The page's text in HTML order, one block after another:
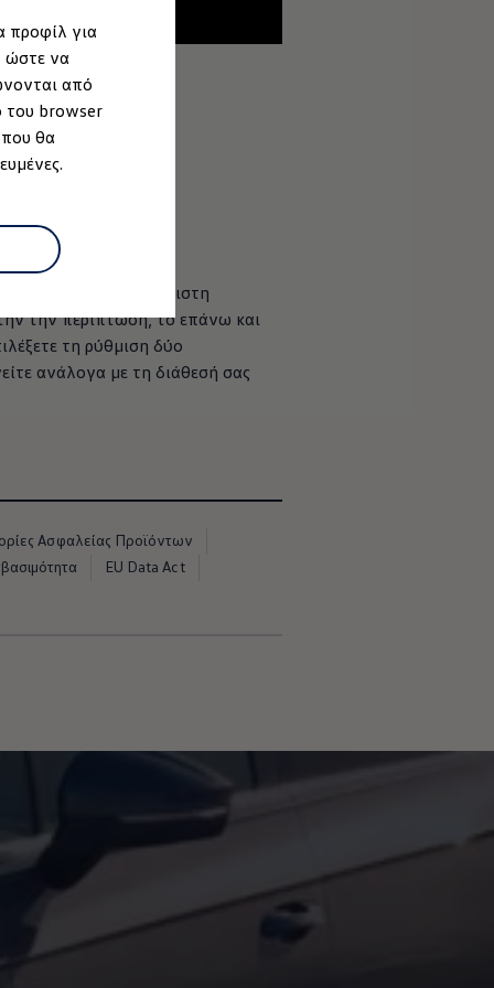
προφίλ για
ώστε να
από
του browser
θα
μια ευχάριστη
την περίπτωση, το επάνω και
τη ρύθμιση δύο
ανάλογα με τη διάθεσή σας
Ασφαλείας Προϊόντων
EU Data Act